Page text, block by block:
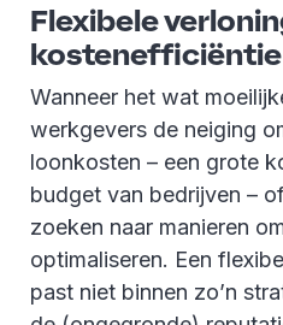
Flexibele
kostenefficiëntie
Wanneer het wat
werkgevers de neiging
loonkosten – een grote
budget van bedrijven –
zoeken naar manieren
optimaliseren. Een
past niet binnen zo’n